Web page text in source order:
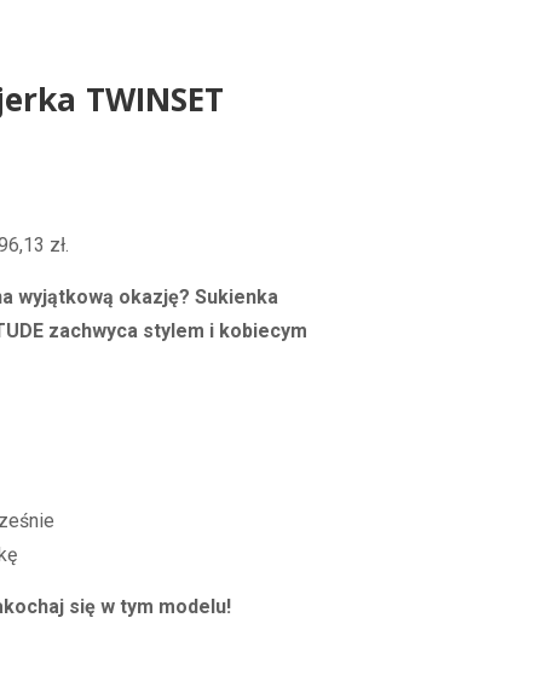
TWINSET
zł.
wyjątkową okazję? Sukienka
zachwyca stylem i kobiecym
się w tym modelu!